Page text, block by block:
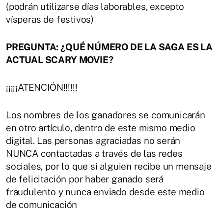
(podrán utilizarse días laborables, excepto
vísperas de festivos)
PREGUNTA: ¿QUÉ NÚMERO DE LA SAGA ES LA
ACTUAL SCARY MOVIE?
¡¡¡¡¡ATENCIÓN!!!!!!
Los nombres de los ganadores se comunicarán
en otro artículo, dentro de este mismo medio
digital. Las personas agraciadas no serán
NUNCA contactadas a través de las redes
sociales, por lo que si alguien recibe un mensaje
de felicitación por haber ganado será
fraudulento y nunca enviado desde este medio
de comunicación